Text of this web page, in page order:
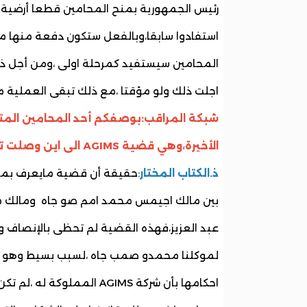
رئيس الجمهورية بمنح المحامين قطعا أرضية
المحامين سيستفيد كمرحلة اولى ،ومن أجل
اجلت ذلك ولو مؤقتا ،مع ذلك تبقى
شبكة المراقب:بوصفكم أحد المحامين
الأخيرة،وهي قضية AGIMS الى اين وصلت تطورات هذا الملف ،وهل من بوادر في معالجته نهائيا؟
ذ.الكتاب المختار
بين مالك اجيمس محمد امم صو جاه ومالك
عبد العزيز،فهذه القضية لم تحظى
لموكلنا محمدو صمب جاه ،لسبب بسيط وهو